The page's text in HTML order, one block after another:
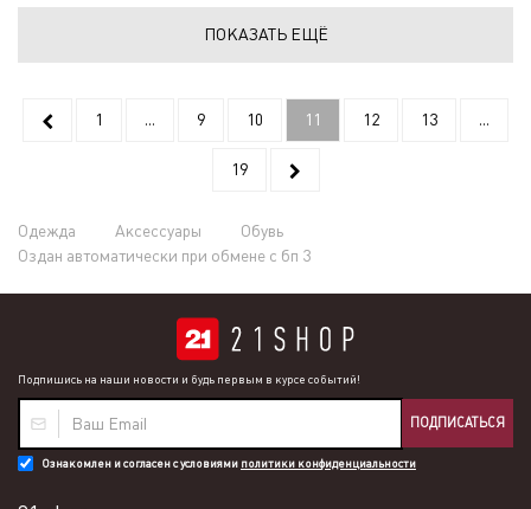
ПОКАЗАТЬ ЕЩЁ
1 ... 9 10 11 12 13 ...
19
Одежда Аксессуары
Обувь
Оздан автоматически при обмене с бп 3
Подпишись на наши новости и будь первым в курсе событий!
ПОДПИСАТЬСЯ
Ознакомлен и согласен с условиями политики конфиденциальности